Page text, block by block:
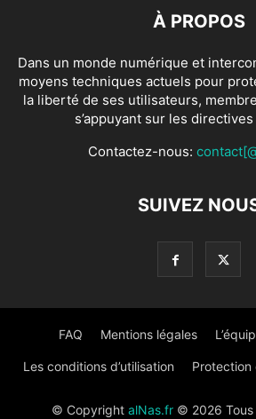
À PROPOS
Dans un monde numérique et
moyens techniques actuels pour
la liberté de ses utilisateurs,
s’appuyant sur les directives
Contactez-nous:
SUIVEZ
FAQ Mentions légales
Les conditions d’utilisation Protection
© Copyright alNas.fr© 2026 Tous